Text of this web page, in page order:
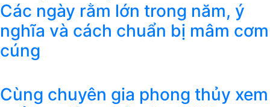
Các ngày rằm lớn trong năm, ý
nghĩa và cách chuẩn bị mâm cơm
cúng
Cùng chuyên gia phong thủy xem